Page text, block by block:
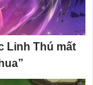
Linh Thú mất